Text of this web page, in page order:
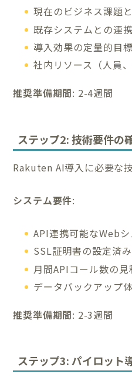
現在のビジネス課題
既存システムとの連
導入効果の定量的目
社内リソース（人員
推奨準備期間: 2-4週間
ステップ2: 技術要件の
Rakuten AI導入に必要な
システム要件:
API連携可能なWebシ
SSL証明書の設定済
月間APIコール数の見
データバックアップ
推奨準備期間: 2-3週間
ステップ3: パイロット